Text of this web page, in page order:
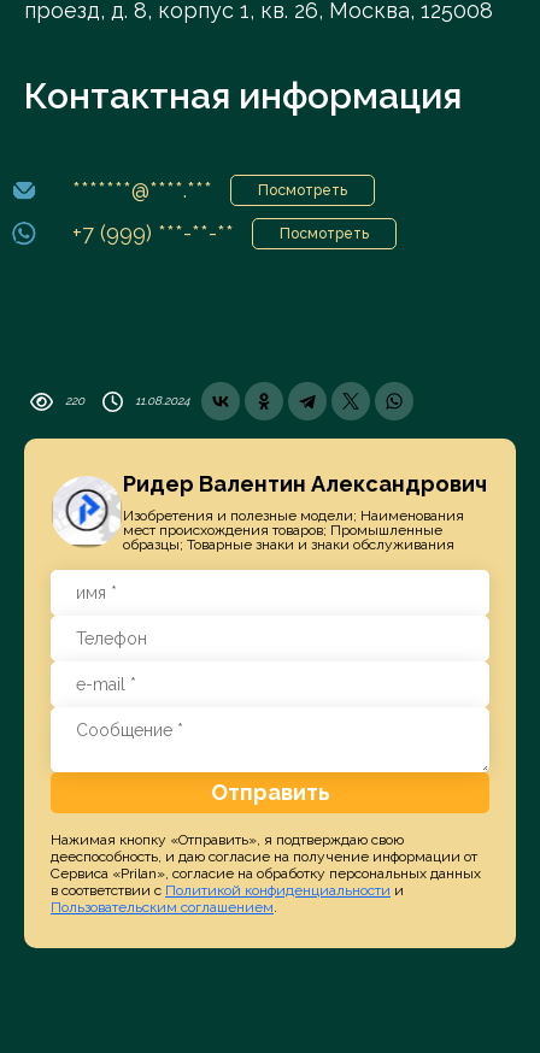
проезд, д. 8, корпус 1, кв. 26, Москва, 125008
Контактная информация
*******@****.*** Посмотреть
+7 (999) ***-**-** Посмотреть
220 11.08.2024
Ридер Валентин Александрович
Изобретения и полезные модели; Наименования
мест происхождения товаров; Промышленные
образцы; Товарные знаки и знаки обслуживания
Отправить
Нажимая кнопку «Отправить», я подтверждаю свою
дееспособность, и даю согласие на получение информации от
Сервиса «Prilan», согласие на обработку персональных данных
в соответствии с Политикой конфиденциальности и
Пользовательским соглашением.